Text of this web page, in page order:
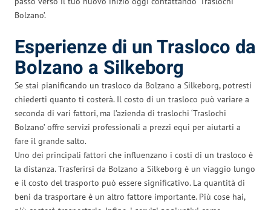
Bolzano’.
Esperienze di un Trasloco da
Bolzano a Silkeborg
Se stai pianificando un trasloco da Bolzano a Silkeborg, potresti
chiederti quanto ti costerà. Il costo di un trasloco può variare a
seconda di vari fattori, ma l’azienda di traslochi ‘Traslochi
Bolzano’ offre servizi professionali a prezzi equi per aiutarti a
fare il grande salto.
Uno dei principali fattori che influenzano i costi di un trasloco è
la distanza. Trasferirsi da Bolzano a Silkeborg è un viaggio lungo
e il costo del trasporto può essere significativo. La quantità di
beni da trasportare è un altro fattore importante. Più cose hai,